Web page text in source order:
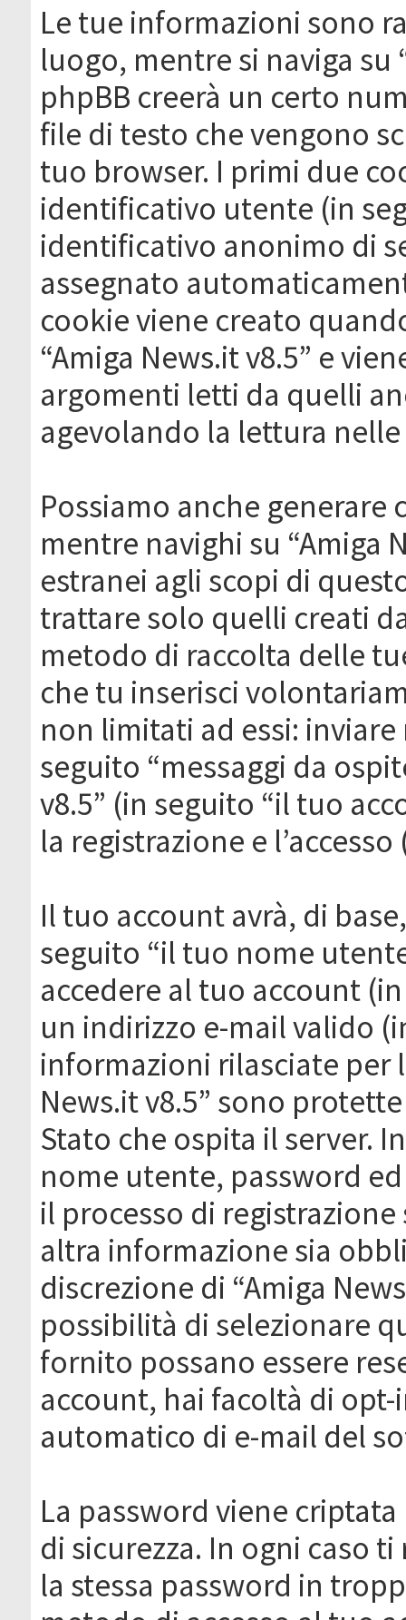
Le tue informazioni sono
luogo, mentre si naviga su
phpBB creerà un certo
file di testo che vengono
tuo browser. I primi due
identificativo utente (in
identificativo anonimo di
assegnato
cookie viene creato
“Amiga News.it v8.5” e
argomenti letti da quelli
agevolando la lettura
Possiamo anche
mentre navighi su “Amiga
estranei agli scopi di
trattare solo quelli creati
metodo di raccolta delle
che tu inserisci
non limitati ad essi:
seguito “messaggi da
v8.5” (in seguito “il tuo
la registrazione e
Il tuo account avrà, di
seguito “il tuo nome
accedere al tuo account
un indirizzo e-mail valido
informazioni rilasciate per
News.it v8.5” sono
Stato che ospita il server.
nome utente, password
il processo di registrazione
altra informazione sia
discrezione di “Amiga
possibilità di selezionare
fornito possano essere
account, hai facoltà di
automatico di e-mail del
La password viene
di sicurezza. In ogni caso
la stessa password in